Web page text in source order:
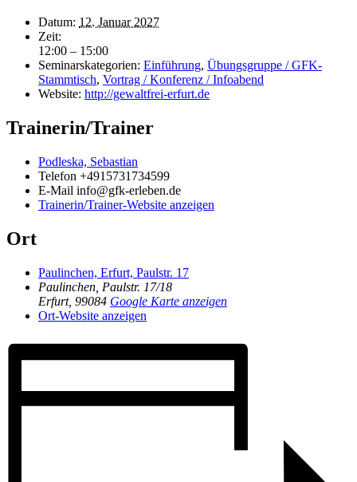
Datum: 12. Januar 2027
Zeit:
12:00 – 15:00
Seminarskategorien: Einführung, Übungsgruppe / GFK-
Stammtisch, Vortrag / Konferenz / Infoabend
Website: http://gewaltfrei-erfurt.de
Trainerin/Trainer
Podleska, Sebastian
Telefon +4915731734599
E-Mail info@gfk-erleben.de
Trainerin/Trainer-Website anzeigen
Ort
Paulinchen, Erfurt, Paulstr. 17
Paulinchen, Paulstr. 17/18
Erfurt, 99084 Google Karte anzeigen
Ort-Website anzeigen